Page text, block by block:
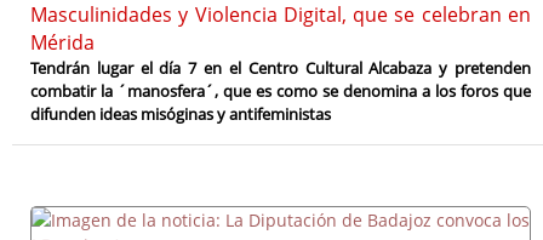
Masculinidades y Violencia Digital, que se celebran en
Mérida
Tendrán lugar el día 7 en el Centro Cultural Alcabaza y pretenden
combatir la ´manosfera´, que es como se denomina a los foros que
difunden ideas misóginas y antifeministas